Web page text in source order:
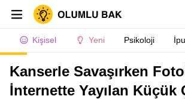
Kişisel Yeni Psikoloji
Kanserle Savaşırken
İnternette Yayılan Küçük